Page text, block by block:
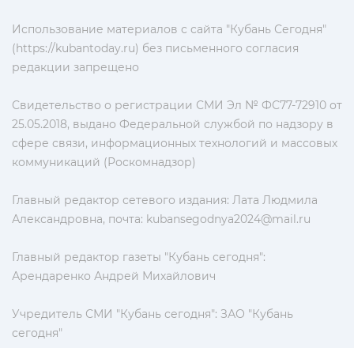
Использование материалов с сайта "Кубань Сегодня"
(https://kubantoday.ru) без письменного согласия
редакции запрещено
Свидетельство о регистрации СМИ Эл № ФС77-72910 от
25.05.2018, выдано Федеральной службой по надзору в
сфере связи, информационных технологий и массовых
коммуникаций (Роскомнадзор)
Главный редактор сетевого издания: Лата Людмила
Александровна, почта: kubansegodnya2024@mail.ru
Главный редактор газеты "Кубань сегодня":
Арендаренко Андрей Михайлович
Учредитель СМИ "Кубань сегодня": ЗАО "Кубань
сегодня"